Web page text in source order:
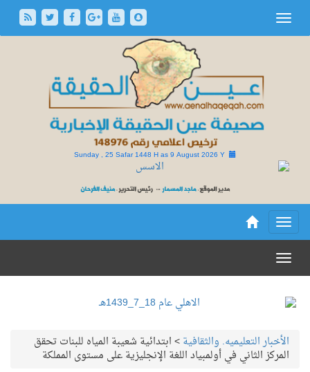
Sunday , 25 Safar 1448 H as9 August 2026 Y
الأخبار التعليميه. والثقافية>ابتدائية شعيبة المياه للبنات تحقق
المركز الثاني في أولمبياد اللغة الإنجليزية على مستوى المملكة